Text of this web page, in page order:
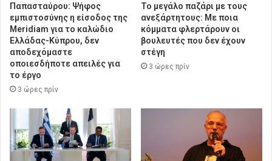
Παπασταύρου: Ψήφος
εμπιστοσύνης η είσοδος της
Meridiam για το καλώδιο
Ελλάδας-Κύπρου, δεν
αποδεχόμαστε
οποιεσδήποτε απειλές για
το έργο
3 ώρες πρίν
Το μεγάλο παζάρι με τους
ανεξάρτητους: Με ποια
κόμματα φλερτάρουν οι
βουλευτές που δεν έχουν
στέγη
3 ώρες πρίν